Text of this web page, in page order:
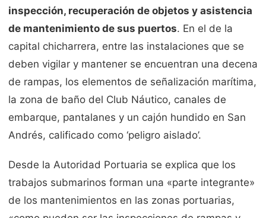
inspección, recuperación de objetos y asistencia
de mantenimiento de sus puertos. En el de la
capital chicharrera, entre las instalaciones que se
deben vigilar y mantener se encuentran una decena
de rampas, los elementos de señalización marítima,
la zona de baño del Club Náutico, canales de
embarque, pantalanes y un cajón hundido en San
Andrés, calificado como ‘peligro aislado’.
Desde la Autoridad Portuaria se explica que los
trabajos submarinos forman una «parte integrante»
de los mantenimientos en las zonas portuarias,